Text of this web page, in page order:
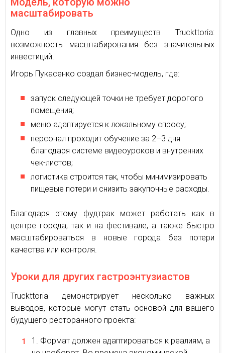
масштабировать
Одно из главных преимуществ Truckttoria:
возможность масштабирования без значительных
инвестиций.
Игорь Пукасенко создал бизнес-модель, где:
запуск следующей точки не требует дорогого
помещения;
меню адаптируется к локальному спросу;
персонал проходит обучение за 2–3 дня
благодаря системе видеоуроков и внутренних
чек-листов;
логистика строится так, чтобы минимизировать
пищевые потери и снизить закупочные расходы.
Благодаря этому фудтрак может работать как в
центре города, так и на фестивале, а также быстро
масштабироваться в новые города без потери
качества или контроля.
Уроки для других гастроэнтузиастов
Truckttoria демонстрирует несколько важных
выводов, которые могут стать основой для вашего
будущего ресторанного проекта:
Формат должен адаптироваться к реалиям, а